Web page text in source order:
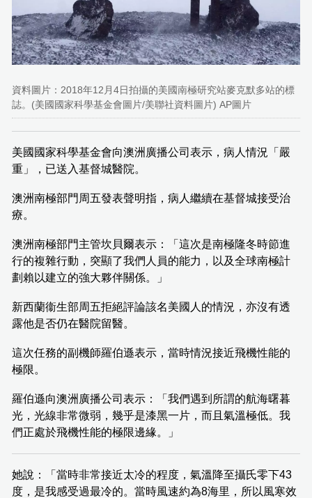
資料圖片：2018年12月4日拍攝的美國南極研究站麥克默多站的標
誌。(美國國家科學基金會圖片/美聯社資料圖片) AP圖片
美國國家科學基金會向澳洲廣播公司表示，病人情況「嚴
重」，已送入基督城醫院。
澳洲南極部門周五發表聲明指，病人繼續在基督城接受治
療。
澳洲南極部門主管坎貝爾表示：「這次是南極隆冬時節進
行的複雜行動，突顯了我們人員的能力，以及全球南極計
劃賴以建立的強大夥伴關係。」
新西蘭衞生部周五拒絕評論該名美國人的情況，亦沒有透
露他是否仍在醫院留醫。
這次任務的副機師羅伯遜表示，當時情況接近飛機性能的
極限。
羅伯遜向澳洲廣播公司表示：「我們遇到所謂的航海曙暮
光，光線非常微弱，幾乎是漆黑一片，而且氣溫極低。我
們正處於飛機性能的極限邊緣。」
她說：「當時非常接近太冷的程度，氣溫降至攝氏零下43
度，是我感受過最冷的。當時風速約為8海里，所以風寒效